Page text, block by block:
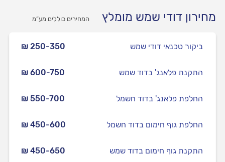
מחירון דודי שמש מומלץ המחירים כוללים מע”מ
₪ 250-350 ביקור טכנאי דודי שמש
₪ 600-750 התקנת פלאנג' בדוד שמש
₪ 550-700 החלפת פלאנג' בדוד חשמל
₪ 450-600 החלפת גוף חימום בדוד חשמל
₪ 450-650 התקנת גוף חימום בדוד שמש